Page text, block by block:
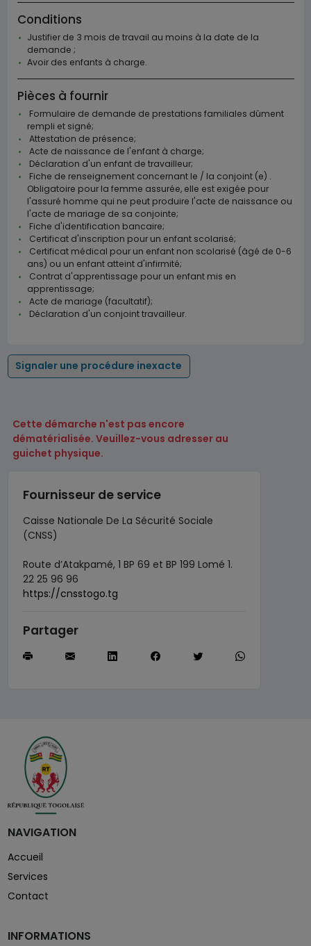
Conditions
Justifier de 3 mois de travail au moins à la date de la
demande ;
Avoir des enfants à charge.
Pièces à fournir
Formulaire de demande de prestations familiales dûment
rempli et signé;
Attestation de présence;
Acte de naissance de l'enfant à charge;
Déclaration d'un enfant de travailleur;
Fiche de renseignement concernant le / la conjoint (e) .
Obligatoire pour la femme assurée, elle est exigée pour
l'assuré homme qui ne peut produire l'acte de naissance ou
l'acte de mariage de sa conjointe;
Fiche d'identification bancaire;
Certificat d'inscription pour un enfant scolarisé;
Certificat médical pour un enfant non scolarisé (âgé de 0-6
ans) ou un enfant atteint d'infirmité;
Contrat d'apprentissage pour un enfant mis en
apprentissage;
Acte de mariage (facultatif);
Déclaration d'un conjoint travailleur.
Signaler une procédure inexacte
Cette démarche n'est pas encore
dématérialisée. Veuillez-vous adresser au
guichet physique.
Fournisseur de service
Caisse Nationale De La Sécurité Sociale
(CNSS)
Route d’Atakpamé, 1 BP 69 et BP 199 Lomé 1.
22 25 96 96
https://cnsstogo.tg
Partager
NAVIGATION
Accueil
Services
Contact
INFORMATIONS